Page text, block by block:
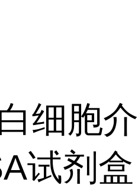
细胞
试剂